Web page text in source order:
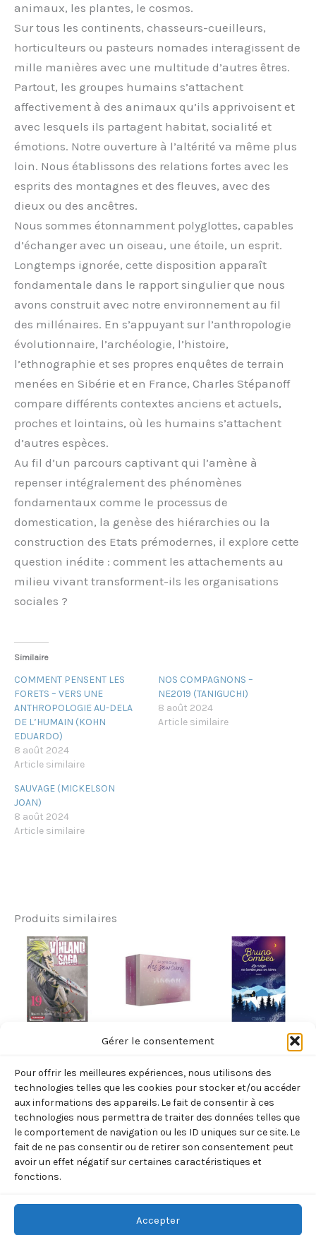
Gérer le consentement
Pour offrir les meilleures expériences, nous utilisons des
technologies telles que les cookies pour stocker et/ou accéder
aux informations des appareils. Le fait de consentir à ces
technologies nous permettra de traiter des données telles que
le comportement de navigation ou les ID uniques sur ce site. Le
fait de ne pas consentir ou de retirer son consentement peut
avoir un effet négatif sur certaines caractéristiques et
fonctions.
Accepter
animaux, les plantes, le cosmos.
Sur tous les continents, chasseurs-cueilleurs,
horticulteurs ou pasteurs nomades interagissent de
mille manières avec une multitude d’autres êtres.
Partout, les groupes humains s’attachent
affectivement à des animaux qu’ils apprivoisent et
avec lesquels ils partagent habitat, socialité et
émotions. Notre ouverture à l’altérité va même plus
loin. Nous établissons des relations fortes avec les
esprits des montagnes et des fleuves, avec des
dieux ou des ancêtres.
Nous sommes étonnamment polyglottes, capables
d’échanger avec un oiseau, une étoile, un esprit.
Longtemps ignorée, cette disposition apparaît
fondamentale dans le rapport singulier que nous
avons construit avec notre environnement au fil
des millénaires. En s’appuyant sur l’anthropologie
évolutionnaire, l’archéologie, l’histoire,
l’ethnographie et ses propres enquêtes de terrain
menées en Sibérie et en France, Charles Stépanoff
compare différents contextes anciens et actuels,
proches et lointains, où les humains s’attachent
d’autres espèces.
Au fil d’un parcours captivant qui l’amène à
repenser intégralement des phénomènes
fondamentaux comme le processus de
domestication, la genèse des hiérarchies ou la
construction des Etats prémodernes, il explore cette
question inédite : comment les attachements au
milieu vivant transforment-ils les organisations
sociales ?
Similaire
COMMENT PENSENT LES
FORETS – VERS UNE
ANTHROPOLOGIE AU-DELA
DE L’HUMAIN (KOHN
EDUARDO)
8 août 2024
Article similaire
NOS COMPAGNONS –
NE2019 (TANIGUCHI)
8 août 2024
Article similaire
SAUVAGE (MICKELSON
JOAN)
8 août 2024
Article similaire
Produits similaires
– TOME 19 –
VOL19
(YUKIMURA
MAKOTO)
7,95€ TTC
au
Non classé
ORACLE DES
SOEURCIERES
(BARNAUD/PANZA)
13,90€ TTC
panier
TOMBE PAS EN
HIVER (COMBES
BRUNO)
19,95 TTC
panier